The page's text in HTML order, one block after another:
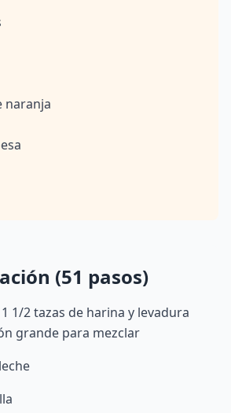
naranja
(51 pasos)
1/2 tazas de harina y levadura
grande para mezclar